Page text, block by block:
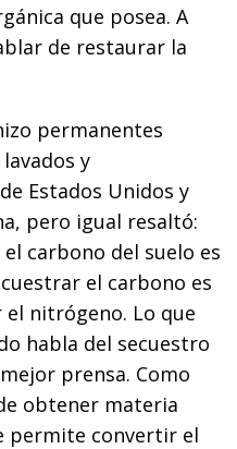
que posea. A
de restaurar la
permanentes
y
Estados Unidos y
pero igual resaltó:
carbono del suelo es
el carbono es
nitrógeno. Lo que
habla del secuestro
prensa. Como
obtener materia
permite convertir el